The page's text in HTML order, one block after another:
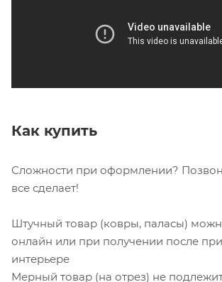
Как купить
Сложности при оформлении?
все сделает!
Штучный товар (ковры, паласы)
онлайн или при получении после
интерьере
Мерный товар (на отрез) не